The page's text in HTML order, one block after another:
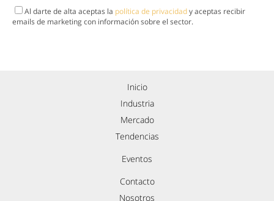
Al darte de alta aceptas la política de privacidady aceptas recibir
emails de marketing con información sobre el sector.
Inicio
Industria
Mercado
Tendencias
Eventos
Contacto
Nosotros